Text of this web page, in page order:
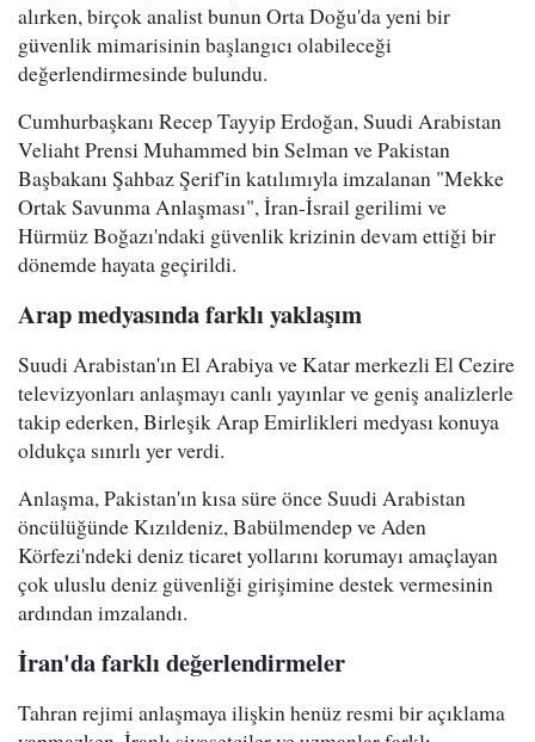
alırken, birçok analist bunun Orta Doğu'da yeni bir
güvenlik mimarisinin başlangıcı olabileceği
değerlendirmesinde bulundu.
Cumhurbaşkanı Recep Tayyip Erdoğan, Suudi Arabistan
Veliaht Prensi Muhammed bin Selman ve Pakistan
Başbakanı Şahbaz Şerif'in katılımıyla imzalanan "Mekke
Ortak Savunma Anlaşması", İran-İsrail gerilimi ve
Hürmüz Boğazı'ndaki güvenlik krizinin devam ettiği bir
dönemde hayata geçirildi.
Arap medyasında farklı yaklaşım
Suudi Arabistan'ın El Arabiya ve Katar merkezli El Cezire
televizyonları anlaşmayı canlı yayınlar ve geniş analizlerle
takip ederken, Birleşik Arap Emirlikleri medyası konuya
oldukça sınırlı yer verdi.
Anlaşma, Pakistan'ın kısa süre önce Suudi Arabistan
öncülüğünde Kızıldeniz, Babülmendep ve Aden
Körfezi'ndeki deniz ticaret yollarını korumayı amaçlayan
çok uluslu deniz güvenliği girişimine destek vermesinin
ardından imzalandı.
İran'da farklı değerlendirmeler
Tahran rejimi anlaşmaya ilişkin henüz resmi bir açıklama